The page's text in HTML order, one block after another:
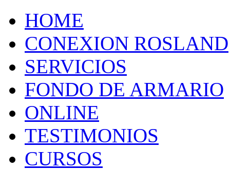
HOME
CONEXION ROSLAND
SERVICIOS
FONDO DE ARMARIO
ONLINE
TESTIMONIOS
CURSOS